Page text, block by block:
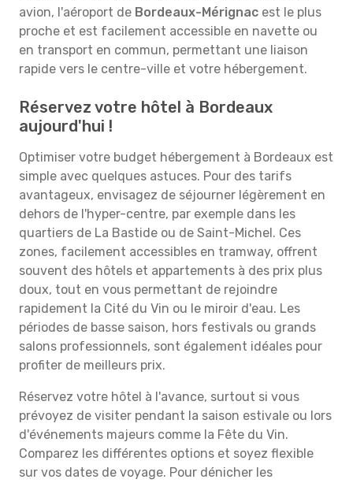
avion, l'aéroport de Bordeaux-Mérignac est le plus
proche et est facilement accessible en navette ou
en transport en commun, permettant une liaison
rapide vers le centre-ville et votre hébergement.
Réservez votre hôtel à Bordeaux
aujourd'hui !
Optimiser votre budget hébergement à Bordeaux est
simple avec quelques astuces. Pour des tarifs
avantageux, envisagez de séjourner légèrement en
dehors de l'hyper-centre, par exemple dans les
quartiers de La Bastide ou de Saint-Michel. Ces
zones, facilement accessibles en tramway, offrent
souvent des hôtels et appartements à des prix plus
doux, tout en vous permettant de rejoindre
rapidement la Cité du Vin ou le miroir d'eau. Les
périodes de basse saison, hors festivals ou grands
salons professionnels, sont également idéales pour
profiter de meilleurs prix.
Réservez votre hôtel à l'avance, surtout si vous
prévoyez de visiter pendant la saison estivale ou lors
d'événements majeurs comme la Fête du Vin.
Comparez les différentes options et soyez flexible
sur vos dates de voyage. Pour dénicher les